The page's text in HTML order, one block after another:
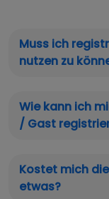
Muss ich
nutzen zu
Wie kann ich
/ Gast
Kostet mich
etwas?